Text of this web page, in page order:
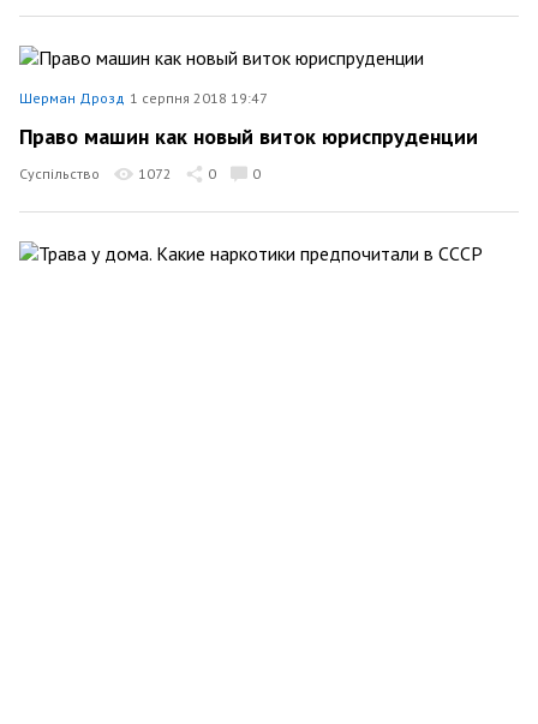
Шерман Дрозд 1 серпня 2018 19:47
Право машин как новый виток юриспруденции
Суспільство 1072 0 0